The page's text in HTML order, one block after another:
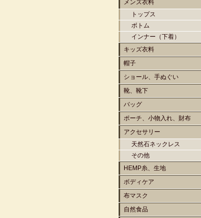
メンズ衣料
トップス
ボトム
インナー（下着）
キッズ衣料
帽子
ショール、手ぬぐい
靴、靴下
バッグ
ポーチ、小物入れ、財布
アクセサリー
天然石ネックレス
その他
HEMP糸、生地
ボディケア
布マスク
自然食品